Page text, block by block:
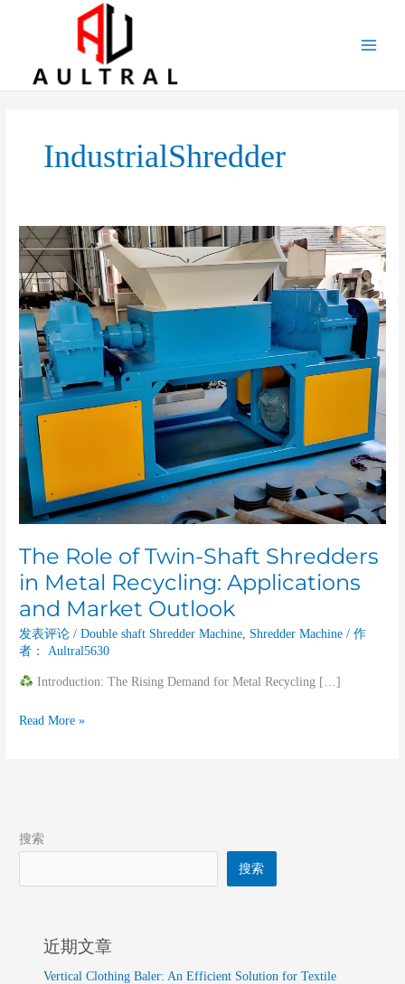
IndustrialShredder
The Role of Twin-Shaft Shredders
in Metal Recycling: Applications
and Market Outlook
发表评论 /Double shaft Shredder Machine, Shredder Machine / 作
者：
Aultral5630
Introduction: The Rising Demand for Metal Recycling […]
The
Role
of
Twin-
Shaft
Shredders
in
Metal
Recycling:
Applications
and
Market
Outlook
Read More »
搜索
搜索
近期文章
Vertical Clothing Baler: An Efficient Solution for Textile